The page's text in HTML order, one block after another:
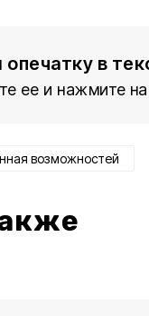
в
ее и нажмите на
возможностей